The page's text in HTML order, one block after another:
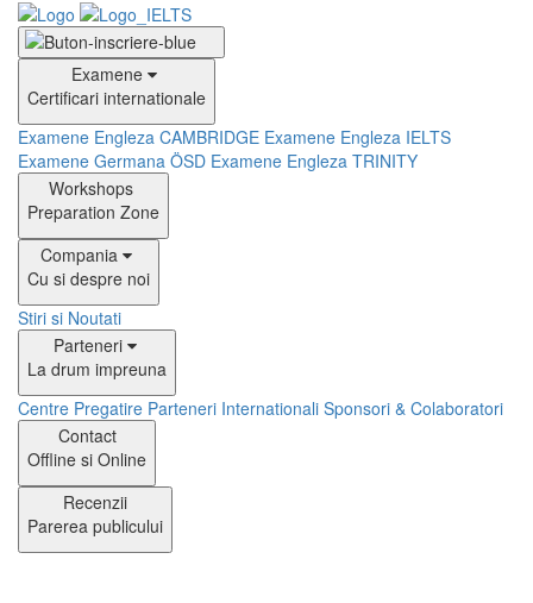
Examene
Certificari internationale
Examene Engleza CAMBRIDGE Examene Engleza IELTS
Examene Germana ÖSD Examene Engleza TRINITY
Workshops
Preparation Zone
Compania
Cu si despre noi
Stiri si Noutati
Parteneri
La drum impreuna
Centre Pregatire Parteneri Internationali Sponsori & Colaboratori
Contact
Offline si Online
Recenzii
Parerea publicului